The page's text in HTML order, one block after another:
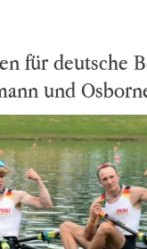
für deutsche
und